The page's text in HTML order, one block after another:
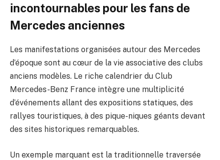
incontournables pour les fans de
Mercedes anciennes
Les manifestations organisées autour des Mercedes
d’époque sont au cœur de la vie associative des clubs
anciens modèles. Le riche calendrier du Club
Mercedes-Benz France intègre une multiplicité
d’événements allant des expositions statiques, des
rallyes touristiques, à des pique-niques géants devant
des sites historiques remarquables.
Un exemple marquant est la traditionnelle traversée